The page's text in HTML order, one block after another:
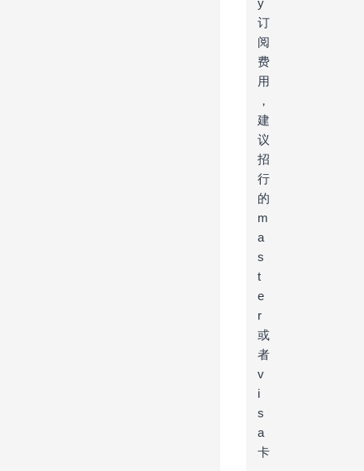
订
阅
费
用
，
建
议
招
行
的
m
a
s
t
e
r
或
者
v
i
s
a
卡